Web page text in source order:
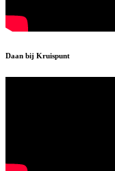
Daan bij Kruispunt